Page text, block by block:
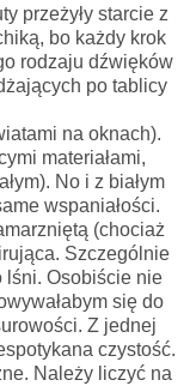
przeżyły starcie z
bo każdy krok
rodzaju dźwięków
po tablicy
na oknach).
materiałami,
No i z białym
wspaniałości.
(chociaż
Szczególnie
lśni. Osobiście nie
się do
Z jednej
czystość.
Należy liczyć na